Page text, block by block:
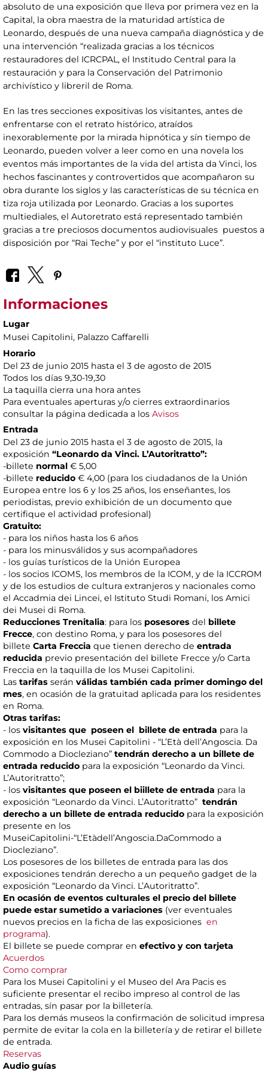
absoluto de una exposición que lleva por primera vez en la
Capital, la obra maestra de la maturidad artística de
Leonardo, después de una nueva campaña diagnóstica y de
una intervención “realizada gracias a los técnicos
restauradores del ICRCPAL, el Institudo Central para la
restauración y para la Conservación del Patrimonio
archivístico y libreril de Roma.
En las tres secciones expositivas los visitantes, antes de
enfrentarse con el retrato histórico, atraídos
inexorablemente por la mirada hipnótica y sín tiempo de
Leonardo, pueden volver a leer como en una novela los
eventos más importantes de la vida del artista da Vinci, los
hechos fascinantes y controvertidos que acompañaron su
obra durante los siglos y las características de su técnica en
tiza roja utilizada por Leonardo. Gracias a los suportes
multiediales, el Autoretrato está representado también
gracias a tre preciosos documentos audiovisuales puestos a
disposición por “Rai Teche” y por el “instituto Luce”.
Informaciones
Lugar
Musei Capitolini, Palazzo Caffarelli
Horario
Del 23 de junio 2015 hasta el 3 de agosto de 2015
Todos los días 9,30-19,30
La taquilla cierra una hora antes
Para eventuales aperturas y/o cierres extraordinarios
consultar la página dedicada a los Avisos
Entrada
Del 23 de junio 2015 hasta el 3 de agosto de 2015, la
exposición “Leonardo da Vinci. L’Autoritratto”:
-billete normal € 5,00
-billete reducido € 4,00 (para los ciudadanos de la Unión
Europea entre los 6 y los 25 años, los enseñantes, los
periodistas, previo exhibición de un documento que
certifique el actividad profesional)
Gratuito:
- para los niños hasta los 6 años
- para los minusválidos y sus acompañadores
- los guías turísticos de la Unión Europea
- los socios ICOMS, los membros de la ICOM, y de la ICCROM
y de los estudios de cultura extranjeros y nacionales como
el Accadmia dei Lincei, el Istituto Studi Romani, los Amici
dei Musei di Roma.
Reducciones Trenitalia: para los posesores del billete
Frecce, con destino Roma, y para los posesores del
billete Carta Freccia que tienen derecho de entrada
reducida previo presentación del billete Frecce y/o Carta
Freccia en la taquilla de los Musei Capitolini.
Las tarifas serán válidas también cada primer domingo del
mes, en ocasión de la gratuitad aplicada para los residentes
en Roma.
Otras tarifas:
- los visitantes que poseen el billete de entrada para la
exposición en los Musei Capitolini - “L’Età dell’Angoscia. Da
Commodo a Diocleziano” tendrán derecho a un billete de
entrada reducido para la exposición “Leonardo da Vinci.
L’Autoritratto”;
- los visitantes que poseen el biillete de entrada para la
exposición “Leonardo da Vinci. L’Autoritratto” tendrán
derecho a un billete de entrada reducido para la exposición
presente en los
MuseiCapitolini-“L’Etàdell’Angoscia.DaCommodo a
Diocleziano”.
Los posesores de los billetes de entrada para las dos
exposiciones tendrán derecho a un pequeño gadget de la
exposición “Leonardo da Vinci. L’Autoritratto”.
En ocasión de eventos culturales el precio del billete
puede estar sumetido a variaciones (ver eventuales
nuevos precios en la ficha de las exposiciones en
programa).
El billete se puede comprar en efectivo y con tarjeta
Acuerdos
Como comprar
Para los Musei Capitolini y el Museo del Ara Pacis es
suficiente presentar el recibo impreso al control de las
entradas, sín pasar por la billetería.
Para los demás museos la confirmación de solicitud impresa
permite de evitar la cola en la billetería y de retirar el billete
de entrada.
Reservas
Audio guías